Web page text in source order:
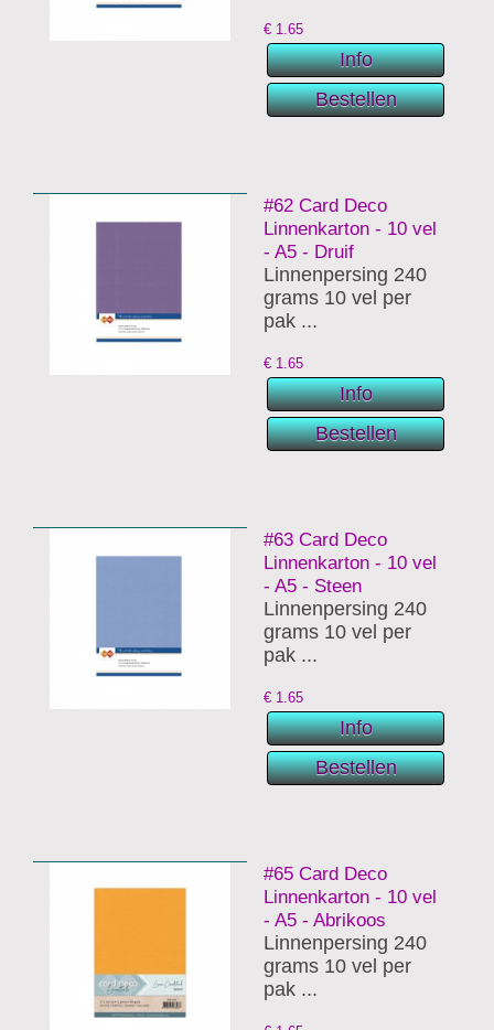
€ 1.65
#62 Card Deco
Linnenkarton - 10 vel
- A5 - Druif
Linnenpersing 240
grams 10 vel per
pak ...
€ 1.65
#63 Card Deco
Linnenkarton - 10 vel
- A5 - Steen
Linnenpersing 240
grams 10 vel per
pak ...
€ 1.65
#65 Card Deco
Linnenkarton - 10 vel
- A5 - Abrikoos
Linnenpersing 240
grams 10 vel per
pak ...